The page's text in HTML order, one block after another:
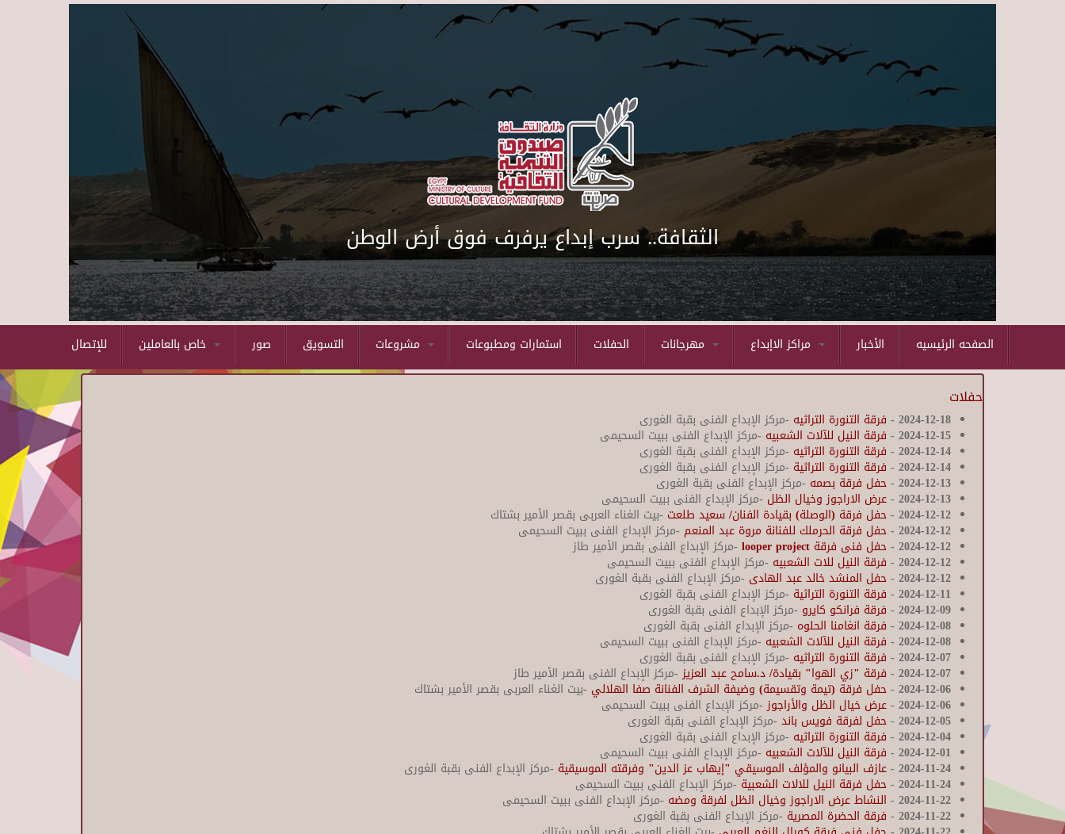
Skip to main content
الثقافة.. سرب إبداع يرفرف فوق أرض الوطن
للإتصال صور التسويق استمارات ومطبوعات الحفلات الأخبار الصفحه الرئيسيه
حفلات
2024-12-18
- فرقة التنورة التراثيه -مركز الإبداع الفنى بقبة الغورى
2024-12-15
- فرقة النيل للآلات الشعبيه -مركز الإبداع الفنى ببيت السحيمى
2024-12-14
- فرقة التنورة التراثيه -مركز الإبداع الفنى بقبة الغورى
2024-12-14
- فرقة التنورة التراثية -مركز الإبداع الفنى بقبة الغورى
2024-12-13
-حفل فرقة بصمه -مركز الإبداع الفنى بقبة الغورى
2024-12-13
-عرض الاراجوز وخيال الظل -مركز الإبداع الفنى ببيت السحيمى
2024-12-12
-حفل فرقة (الوصلة) بقيادة الفنان/ سعيد طلعت -بيت الغناء العربى بقصر الأمير بشتاك
2024-12-12
-حفل فرقة الحرملك للفنانة مروة عبد المنعم -مركز الإبداع الفنى ببيت السحيمى
2024-12-12
-حفل فنى فرقة looper project -مركز الإبداع الفنى بقصر الأمير طاز
2024-12-12
- فرقة النيل للات الشعبيه -مركز الإبداع الفنى ببيت السحيمى
2024-12-12
-حفل المنشد خالد عبد الهادى -مركز الإبداع الفنى بقبة الغورى
2024-12-11
- فرقة التنورة التراثية -مركز الإبداع الفنى بقبة الغورى
2024-12-09
- فرقة فرانكو كايرو -مركز الإبداع الفنى بقبة الغورى
2024-12-08
- فرقة انغامنا الحلوه -مركز الإبداع الفنى بقبة الغورى
2024-12-08
- فرقة النيل للآلات الشعبيه -مركز الإبداع الفنى ببيت السحيمى
2024-12-07
- فرقة التنورة التراثيه -مركز الإبداع الفنى بقبة الغورى
2024-12-07
- فرقة "زي الهوا" بقيادة/ د.سامح عبد العزيز-مركز الإبداع الفنى بقصر الأمير طاز
2024-12-06
-حفل فرقة (تيمة وتقسيمة) وضيفة الشرف الفنانة صفا الهلالي -بيت الغناء العربى بقصر الأمير بشتاك
2024-12-06
-عرض خيال الظل والأراجوز-مركز الإبداع الفنى ببيت السحيمى
2024-12-05
-حفل لفرقة فويس باند -مركز الإبداع الفنى بقبة الغورى
2024-12-04
- فرقة التنورة التراثيه -مركز الإبداع الفنى بقبة الغورى
2024-12-01
- فرقة النيل للآلات الشعبيه -مركز الإبداع الفنى ببيت السحيمى
2024-11-24
-عازف البيانو والمؤلف الموسيقي "إيهاب عز الدين" وفرقته الموسيقية -مركز الإبداع الفنى بقبة الغورى
2024-11-24
-حفل فرقة النيل للالات الشعبية -مركز الإبداع الفنى ببيت السحيمى
2024-11-22
- النشاط عرض الاراجوز وخيال الظل لفرقة ومضه -مركز الإبداع الفنى ببيت السحيمى
2024-11-22
- فرقة الحضرة المصرية -مركز الإبداع الفنى بقبة الغورى